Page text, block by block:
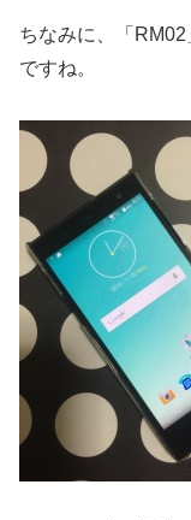
ちなみに、「
ですね。